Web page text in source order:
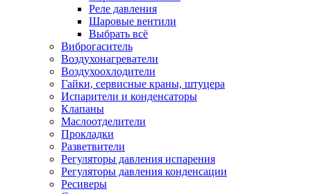
Реле давления
Шаровые вентили
Выбрать всё
Виброгаситель
Воздухонагреватели
Воздухоохлодители
Гайки, сервисные краны, штуцера
Испарители и конденсаторы
Клапаны
Маслоотделители
Прокладки
Разветвители
Регуляторы давления испарения
Регуляторы давления конденсации
Ресиверы